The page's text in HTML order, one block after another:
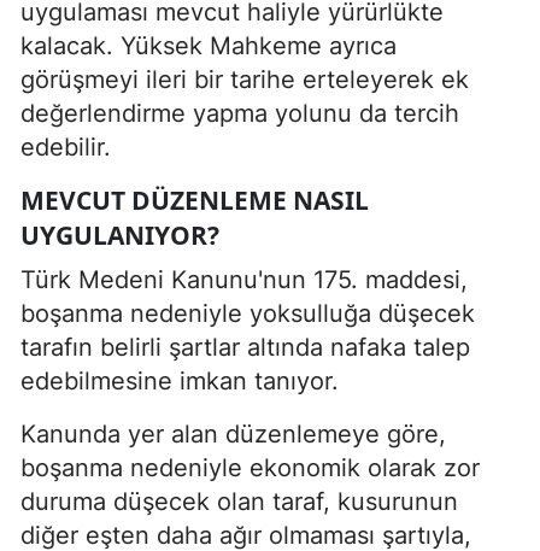
uygulaması mevcut haliyle yürürlükte
kalacak. Yüksek Mahkeme ayrıca
görüşmeyi ileri bir tarihe erteleyerek ek
değerlendirme yapma yolunu da tercih
edebilir.
MEVCUT DÜZENLEME NASIL
UYGULANIYOR?
Türk Medeni Kanunu'nun 175. maddesi,
boşanma nedeniyle yoksulluğa düşecek
tarafın belirli şartlar altında nafaka talep
edebilmesine imkan tanıyor.
Kanunda yer alan düzenlemeye göre,
boşanma nedeniyle ekonomik olarak zor
duruma düşecek olan taraf, kusurunun
diğer eşten daha ağır olmaması şartıyla,